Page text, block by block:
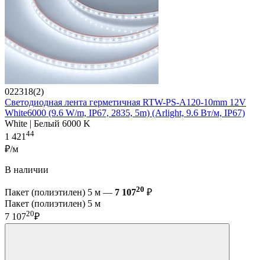
022318(2)
Светодиодная лента герметичная RTW-PS-A120-10mm 12V
White6000 (9.6 W/m, IP67, 2835, 5m) (Arlight, 9.6 Вт/м, IP67)
White | Белый 6000 K
1 421 44
₽/м
В наличии
Пакет (полиэтилен) 5 м — 7 10720 ₽
Пакет (полиэтилен) 5 м
7 10720₽